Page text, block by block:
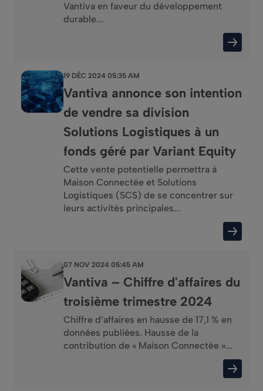
Vantiva en faveur du développement
durable...
19 DÉC 2024 05:35 AM
Vantiva annonce son intention
de vendre sa division
Solutions Logistiques à un
fonds géré par Variant Equity
Cette vente potentielle permettra à
Maison Connectée et Solutions
Logistiques (SCS) de se concentrer sur
leurs activités principales...
07 NOV 2024 05:45 AM
Vantiva – Chiffre d'affaires du
troisième trimestre 2024
Chiffre d’affaires en hausse de 17,1 % en
données publiées. Hausse de la
contribution de « Maison Connectée »...